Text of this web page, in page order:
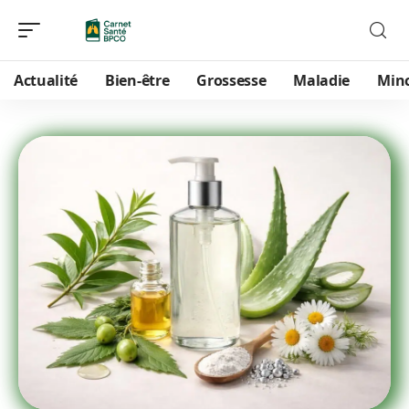
Actualité Bien-être Grossesse Maladie